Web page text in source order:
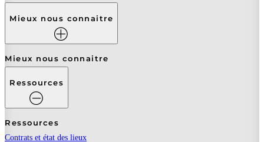
Mieux nous connaitre
Mieux nous connaitre
Ressources
Ressources
Contrats et état des lieux